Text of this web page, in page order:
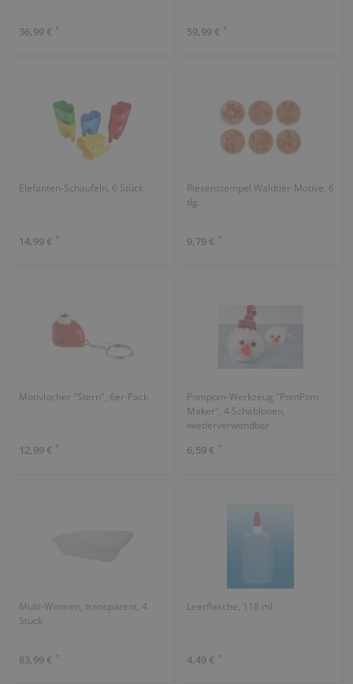
36,99 € * 59,99 € *
Elefanten-Schaufeln, 6 Stück
14,99 € *
Riesenstempel Waldtier-Motive, 6
tlg.
9,79 € *
Motivlocher "Stern", 6er-Pack
12,99 € *
Pompom-Werkzeug "PomPom
Maker", 4 Schablonen,
wiederverwendbar
6,59 € *
Multi-Wannen, transparent, 4
Stück
83,99 € *
Leerflasche, 118 ml
4,49 € *